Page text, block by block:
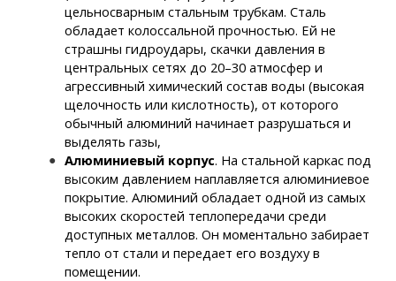
цельносварным стальным трубкам. Сталь
обладает колоссальной прочностью. Ей не
страшны гидроудары, скачки давления в
центральных сетях до 20–30 атмосфер и
агрессивный химический состав воды (высокая
щелочность или кислотность), от которого
обычный алюминий начинает разрушаться и
выделять газы,
Алюминиевый корпус. На стальной каркас под
высоким давлением наплавляется алюминиевое
покрытие. Алюминий обладает одной из самых
высоких скоростей теплопередачи среди
доступных металлов. Он моментально забирает
тепло от стали и передает его воздуху в
помещении.